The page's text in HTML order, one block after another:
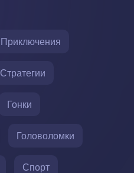
Приключения
Стратегии
Гонки
Головоломки
Спорт